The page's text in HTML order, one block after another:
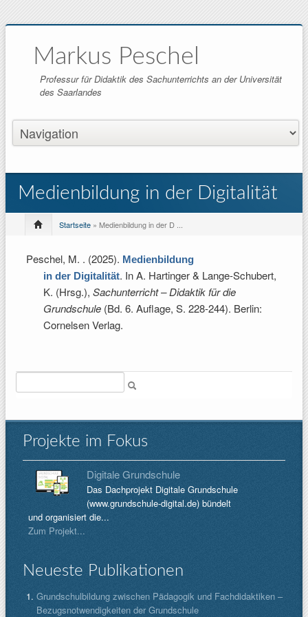
Markus Peschel
Professur für Didaktik des Sachunterrichts an der Universität
des Saarlandes
Medienbildung in der Digitalität
Startseite » Medienbildung in der D ...
Peschel, M. . (2025). Medienbildung
in der Digitalität. InA. Hartinger & Lange-Schubert,
K. (Hrsg.), Sachunterricht – Didaktik für die
Grundschule (Bd. 6. Auflage, S. 228-244). Berlin:
Cornelsen Verlag.
Projekte im Fokus
Digitale Grundschule
Das Dachprojekt Digitale Grundschule
(www.grundschule-digital.de) bündelt
und organisiert die...
Zum Projekt...
Neueste Publikationen
Grundschulbildung zwischen Pädagogik und Fachdidaktiken –
Bezugsnotwendigkeiten der Grundschule